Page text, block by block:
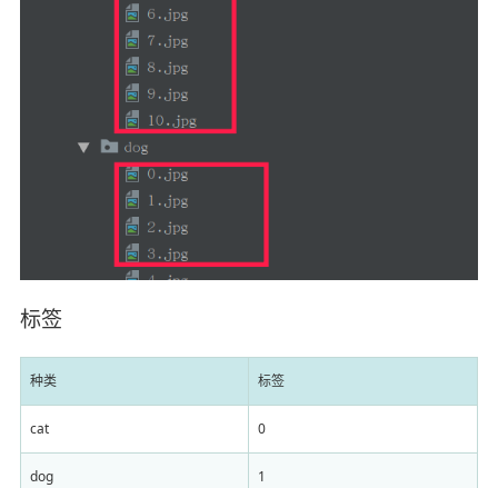
标签
种类 标签
cat 0
dog 1